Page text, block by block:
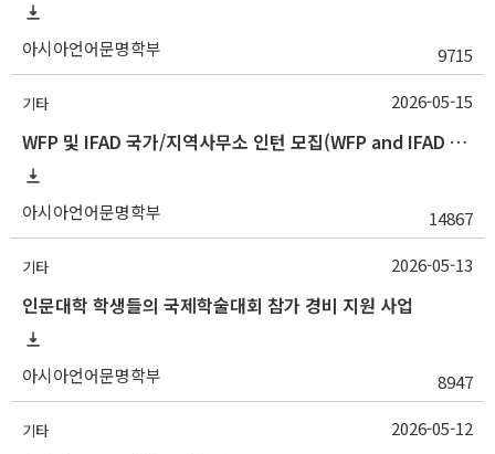
아시아언어문명학부 9715
기타
WFP 및 IFAD 국가/지역사무소 인턴 모집(WFP and IFAD Country/Regional Office Internship Opportunities)
아시아언어문명학부 14867
2026-05-15
기타
인문대학 학생들의 국제학술대회 참가 경비 지원 사업
아시아언어문명학부 8947
2026-05-13
기타 2026-05-12